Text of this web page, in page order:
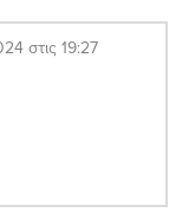
στις 19:27